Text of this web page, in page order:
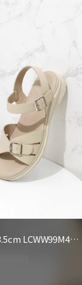
마쯔 by 엘칸토 여성 펀칭디테일 케이지 오픈 슈즈 2.5cm LCWC93M613